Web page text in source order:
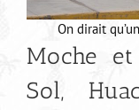
On dirait
Moche
Sol,